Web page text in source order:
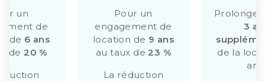
un
de
de 6 ans
de 20 %
Pour un
engagement de
location de 9 ans
au taux de 23 %
La réduction
3
de la